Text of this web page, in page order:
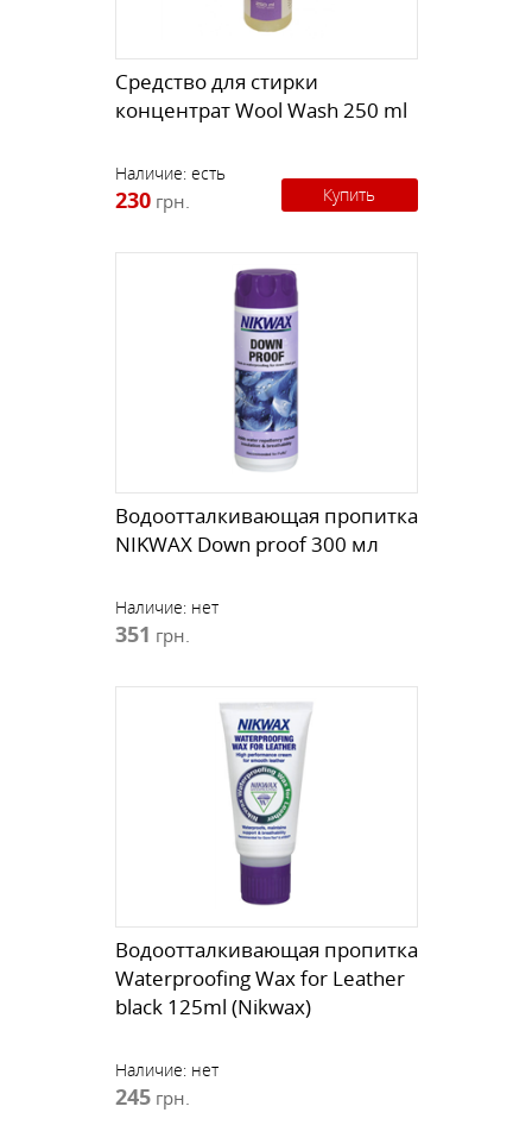
Средство для стирки
концентрат Wool Wash 250 ml
Наличие: есть
230 грн. Купить
Водоотталкивающая пропитка
NIKWAX Down proof 300 мл
Наличие: нет
351 грн.
Водоотталкивающая пропитка
Waterproofing Wax for Leather
black 125ml (Nikwax)
Наличие: нет
245 грн.